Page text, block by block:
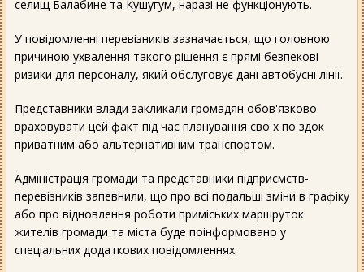
селищ Балабине та Кушугум, наразі не функціонують.
У повідомленні перевізників зазначається, що головною
причиною ухвалення такого рішення є прямі безпекові
ризики для персоналу, який обслуговує дані автобусні лінії.
Представники влади закликали громадян обов'язково
враховувати цей факт під час планування своїх поїздок
приватним або альтернативним транспортом.
Адміністрація громади та представники підприємств-
перевізників запевнили, що про всі подальші зміни в графіку
або про відновлення роботи приміських маршруток
жителів громади та міста буде поінформовано у
спеціальних додаткових повідомленнях.